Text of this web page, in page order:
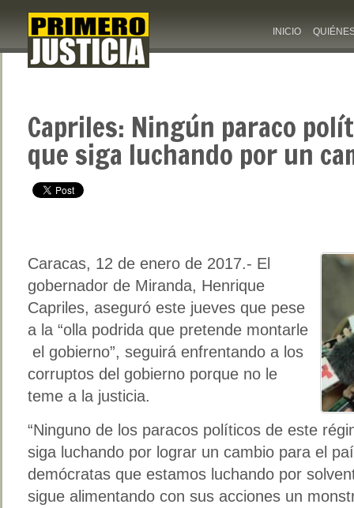
INICIO
Capriles: Ningún paraco
que siga luchando por un
Caracas, 12 de enero de 2017.- El
gobernador de Miranda, Henrique
Capriles, aseguró este jueves que pese
a la “olla podrida que pretende montarle
el gobierno”, seguirá enfrentando a los
corruptos del gobierno porque no le
teme a la justicia.
“Ninguno de los paracos políticos de este
siga luchando por lograr un cambio para el
demócratas que estamos luchando por
sigue alimentando con sus acciones un